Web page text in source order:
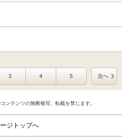
3 4 5 次へ
ンテンツの無断複写、転載を禁じます。
ジトップへ